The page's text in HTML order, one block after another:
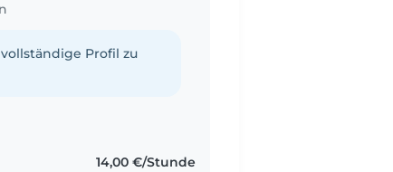
Profil zu
14,00 €/Stunde